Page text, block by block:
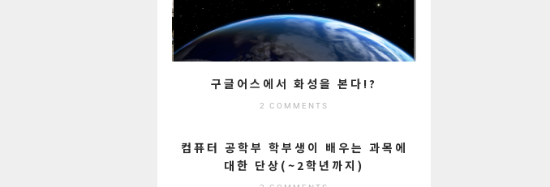
구글어스에서 화성을 본다!?
2 COMMENTS
컴퓨터 공학부 학부생이 배우는 과목에
대한 단상(~2학년까지)